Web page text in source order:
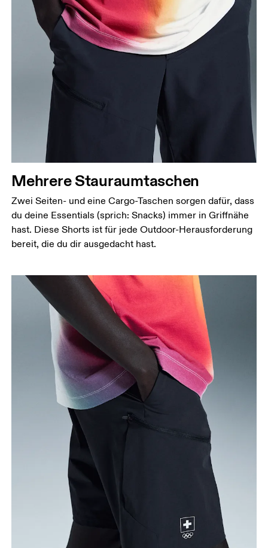
Mehrere Stauraumtaschen
Zwei Seiten- und eine Cargo-Taschen sorgen dafür, dass
du deine Essentials (sprich: Snacks) immer in Griffnähe
hast. Diese Shorts ist für jede Outdoor-Herausforderung
bereit, die du dir ausgedacht hast.